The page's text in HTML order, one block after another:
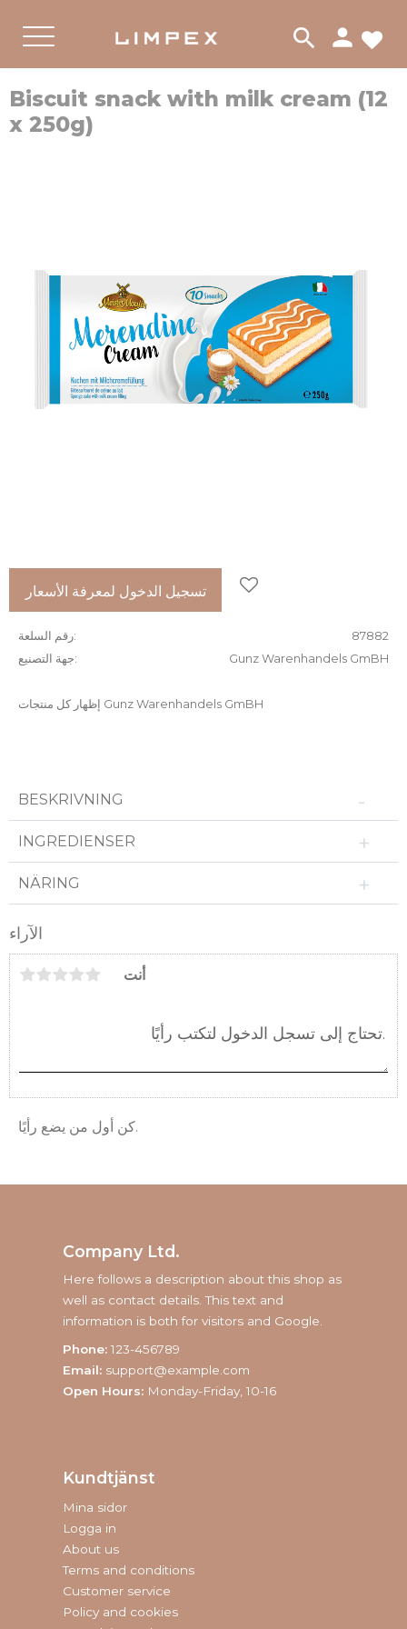
search person
PRODUKTER
Biscuit snack with milk cream (12
x 250g)
تسجيل الدخول لمعرفة الأسعار
رقم السلعة
87882
جهة التصنيع
Gunz Warenhandels GmBH
إظهار كل منتجات Gunz Warenhandels GmBH
BESKRIVNING
INGREDIENSER
NÄRING
الآراء
أنت
كن أول من يضع رأيًا.
Company Ltd.
Here follows a description about this shop as
well as contact details. This text and
information is both for visitors and Google.
Phone: 123-456789
Email: support@example.com
Open Hours: Monday-Friday, 10-16
Kundtjänst
Mina sidor
Logga in
About us
Terms and conditions
Customer service
Policy and cookies